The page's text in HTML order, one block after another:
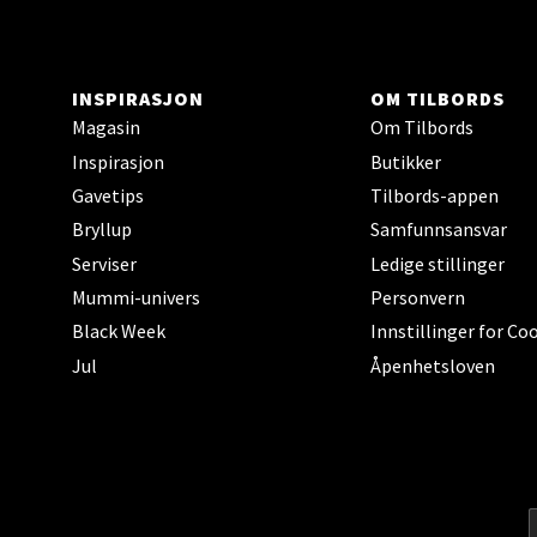
INSPIRASJON
Magasin
Inspirasjon
Gavetips
Bryllup
Serviser
Mummi-univers
Black Week
Jul
OM TILBORDS
Om Tilbords
Butikker
Tilbords-appen
Samfunnsansvar
Ledige stillinger
Personvern
Innstillinger for
Åpenhetsloven
Åpent i